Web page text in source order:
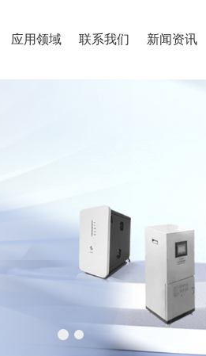
应用领域 联系我们 新闻资讯